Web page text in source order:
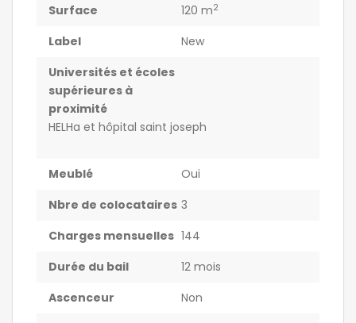
Surface
120 m2
Label
New
Universités et écoles
supérieures à
proximité
HELHa et hôpital saint joseph
Meublé
Oui
Nbre de colocataires 3
Charges mensuelles 144
Durée du bail
12 mois
Ascenceur
Non